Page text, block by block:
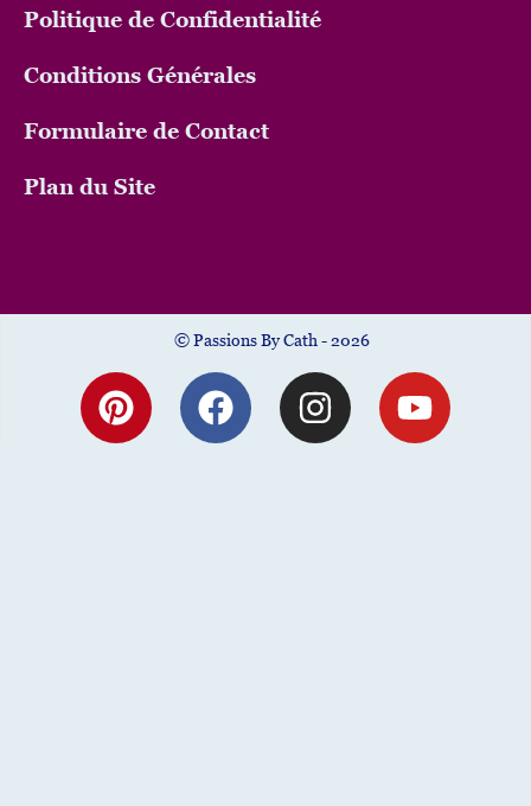
Politique de Confidentialité
Conditions Générales
Formulaire de Contact
Plan du Site
© Passions By Cath - 2026